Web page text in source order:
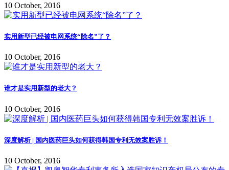
10 October, 2016
实用新型已经被电网系统“除名”了？
10 October, 2016
谁才是实用新型的老大？
10 October, 2016
深度解析 | 国内医药巨头如何获得韩国专利无效案胜诉！
10 October, 2016